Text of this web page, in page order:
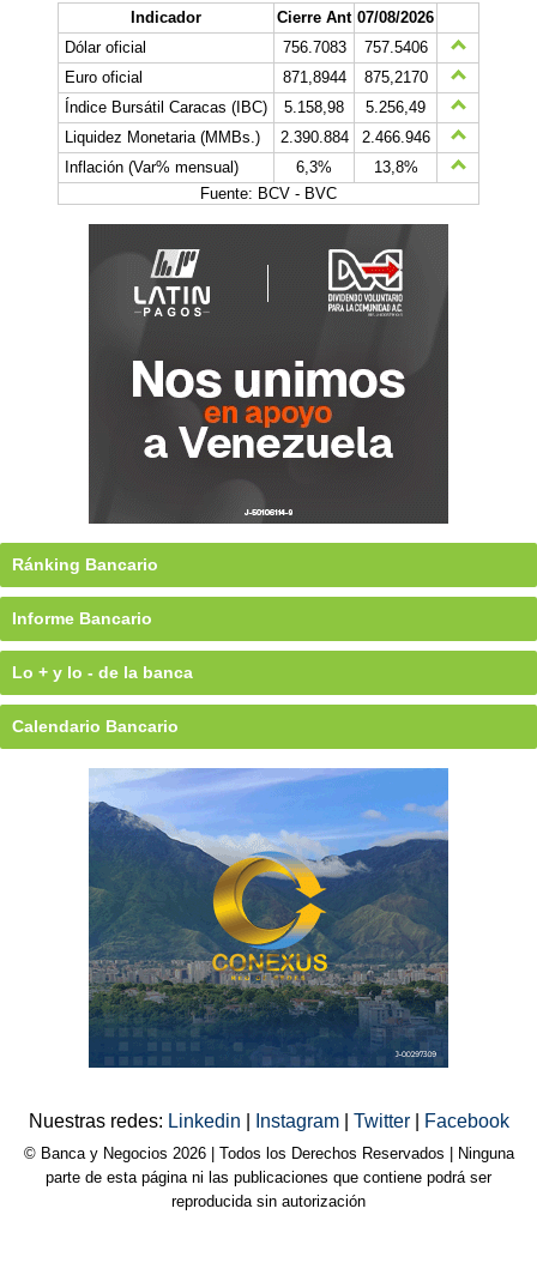
Indicador Cierre Ant 07/08/2026
Dólar oficial
756.7083
757.5406
Euro oficial
871,8944
875,2170
Índice Bursátil Caracas (IBC)
5.158,98
5.256,49
Liquidez Monetaria (MMBs.)
2.390.884
2.466.946
Inflación (Var% mensual)
6,3%
13,8%
Fuente: BCV - BVC
Ránking Bancario
Informe Bancario
Lo + y lo - de la banca
Calendario Bancario
Nuestras redes: Linkedin Instagram Twitter Facebook
© Banca y Negocios 2026 | Todos los Derechos Reservados | Ninguna
parte de esta página ni las publicaciones que contiene podrá ser
reproducida sin autorización